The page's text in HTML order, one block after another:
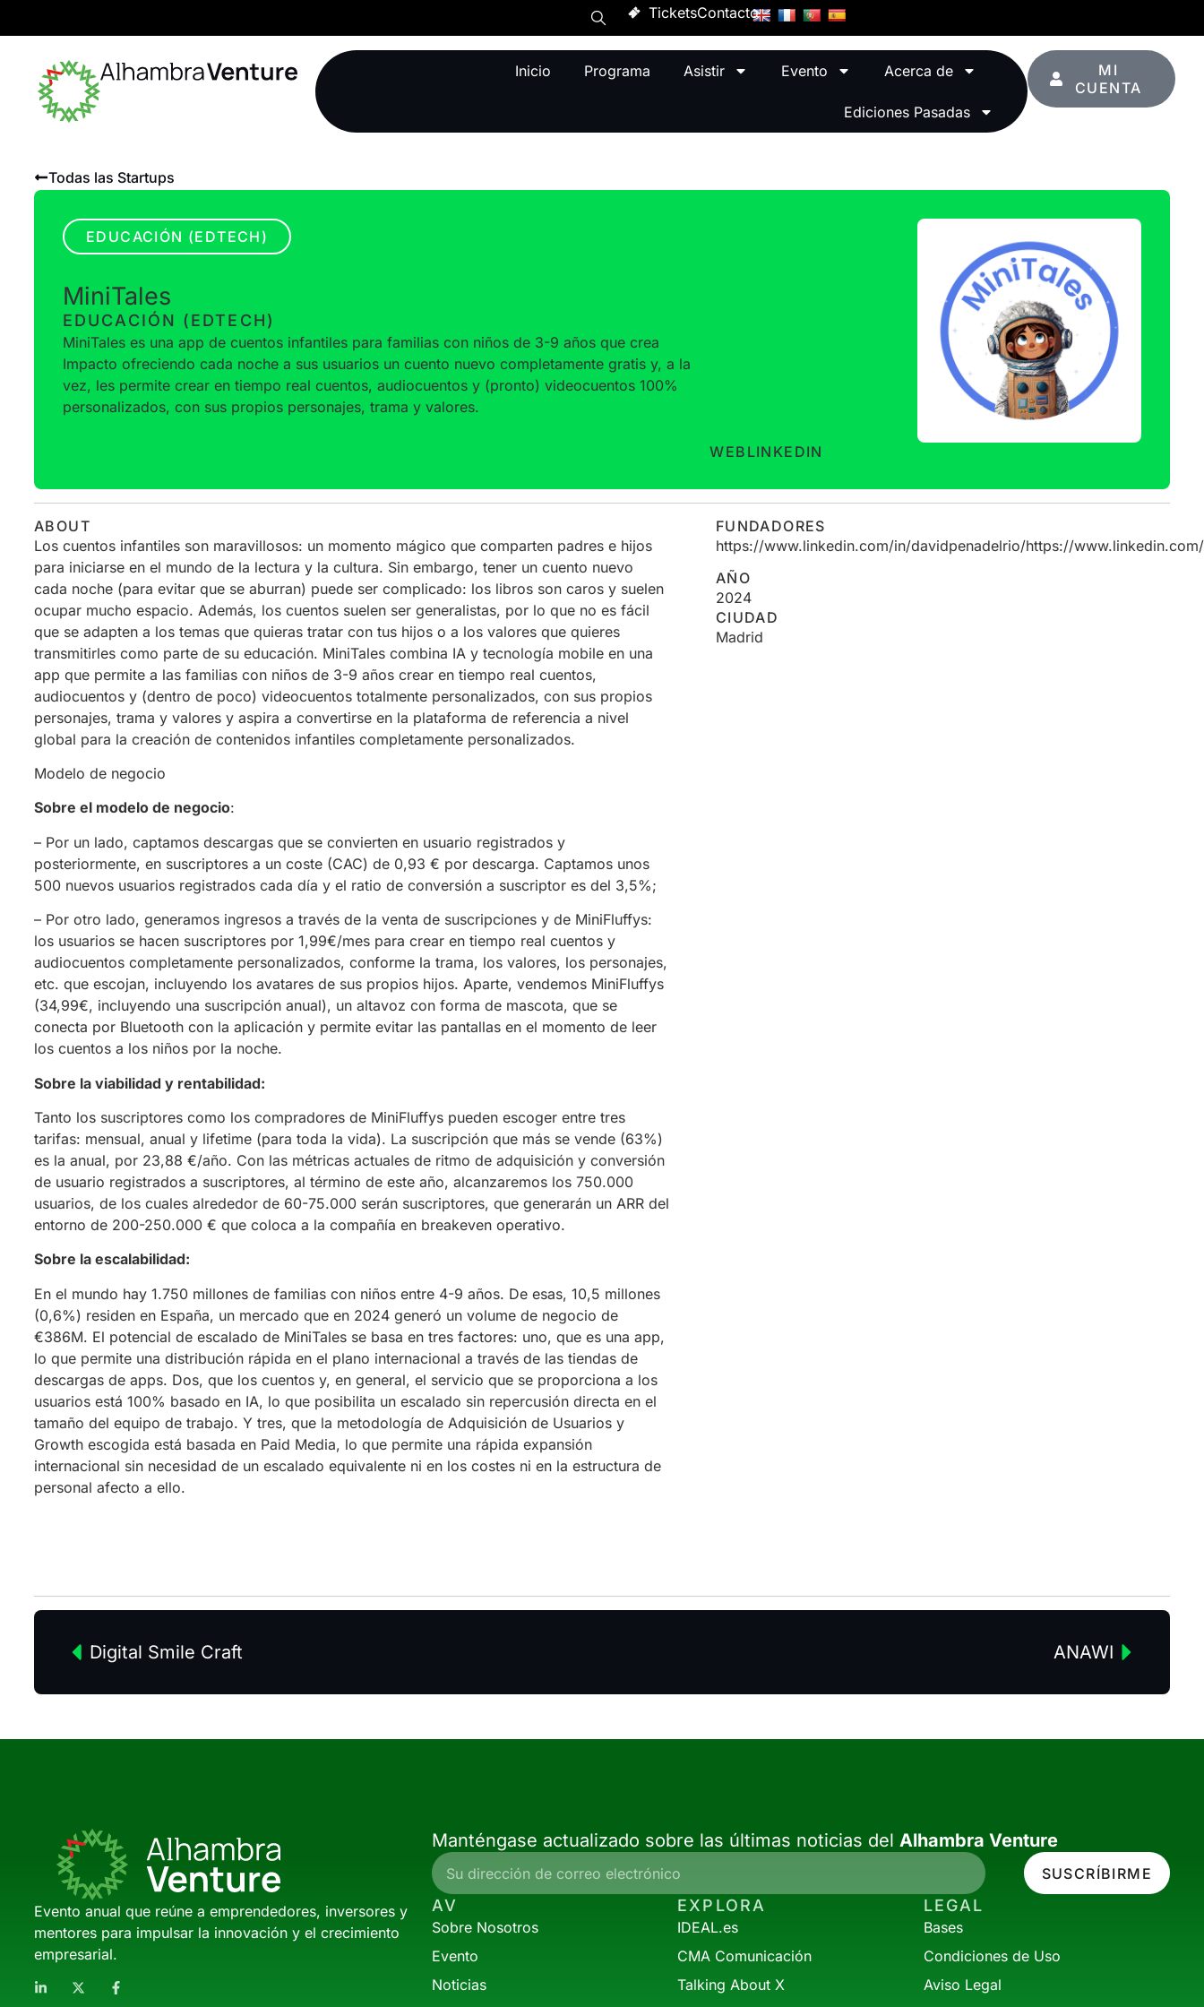
TicketsContacto
Inicio Programa Asistir Evento Acerca de
Ediciones Pasadas
MI
CUENTA
Todas las Startups
EDUCACIÓN (EDTECH)
MiniTales
EDUCACIÓN (EDTECH)
MiniTales es una app de cuentos infantiles para familias con niños de 3-9 años que crea
Impacto ofreciendo cada noche a sus usuarios un cuento nuevo completamente gratis y, a la
vez, les permite crear en tiempo real cuentos, audiocuentos y (pronto) videocuentos 100%
personalizados, con sus propios personajes, trama y valores.
WEB LINKEDIN
ABOUT
Los cuentos infantiles son maravillosos: un momento mágico que comparten padres e hijos
para iniciarse en el mundo de la lectura y la cultura. Sin embargo, tener un cuento nuevo
cada noche (para evitar que se aburran) puede ser complicado: los libros son caros y suelen
ocupar mucho espacio. Además, los cuentos suelen ser generalistas, por lo que no es fácil
que se adapten a los temas que quieras tratar con tus hijos o a los valores que quieres
transmitirles como parte de su educación. MiniTales combina IA y tecnología mobile en una
app que permite a las familias con niños de 3-9 años crear en tiempo real cuentos,
audiocuentos y (dentro de poco) videocuentos totalmente personalizados, con sus propios
personajes, trama y valores y aspira a convertirse en la plataforma de referencia a nivel
global para la creación de contenidos infantiles completamente personalizados.
Modelo de negocio
Sobre el modelo de negocio:
– Por un lado, captamos descargas que se convierten en usuario registrados y
posteriormente, en suscriptores a un coste (CAC) de 0,93 € por descarga. Captamos unos
500 nuevos usuarios registrados cada día y el ratio de conversión a suscriptor es del 3,5%;
– Por otro lado, generamos ingresos a través de la venta de suscripciones y de MiniFluffys:
los usuarios se hacen suscriptores por 1,99€/mes para crear en tiempo real cuentos y
audiocuentos completamente personalizados, conforme la trama, los valores, los personajes,
etc. que escojan, incluyendo los avatares de sus propios hijos. Aparte, vendemos MiniFluffys
(34,99€, incluyendo una suscripción anual), un altavoz con forma de mascota, que se
conecta por Bluetooth con la aplicación y permite evitar las pantallas en el momento de leer
los cuentos a los niños por la noche.
Sobre la viabilidad y rentabilidad:
Tanto los suscriptores como los compradores de MiniFluffys pueden escoger entre tres
tarifas: mensual, anual y lifetime (para toda la vida). La suscripción que más se vende (63%)
es la anual, por 23,88 €/año. Con las métricas actuales de ritmo de adquisición y conversión
de usuario registrados a suscriptores, al término de este año, alcanzaremos los 750.000
usuarios, de los cuales alrededor de 60-75.000 serán suscriptores, que generarán un ARR del
entorno de 200-250.000 € que coloca a la compañía en breakeven operativo.
Sobre la escalabilidad:
En el mundo hay 1.750 millones de familias con niños entre 4-9 años. De esas, 10,5 millones
(0,6%) residen en España, un mercado que en 2024 generó un volume de negocio de
€386M. El potencial de escalado de MiniTales se basa en tres factores: uno, que es una app,
lo que permite una distribución rápida en el plano internacional a través de las tiendas de
descargas de apps. Dos, que los cuentos y, en general, el servicio que se proporciona a los
usuarios está 100% basado en IA, lo que posibilita un escalado sin repercusión directa en el
tamaño del equipo de trabajo. Y tres, que la metodología de Adquisición de Usuarios y
Growth escogida está basada en Paid Media, lo que permite una rápida expansión
internacional sin necesidad de un escalado equivalente ni en los costes ni en la estructura de
personal afecto a ello.
FUNDADORES
https://www.linkedin.com/in/davidpenadelrio/https://
AÑO
2024
CIUDAD
Madrid
Digital Smile Craft ANAWI
Evento anual que reúne a emprendedores, inversores y
mentores para impulsar la innovación y el crecimiento
empresarial.
Manténgase actualizado sobre las últimas noticias del Alhambra Venture
SUSCRÍBIRME
AV
Sobre Nosotros
Evento
Noticias
EXPLORA
IDEAL.es
CMA Comunicación
Talking About X
LEGAL
Bases
Condiciones de Uso
Aviso Legal